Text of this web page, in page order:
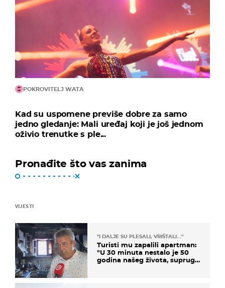
POKROVITELJ WATA
Kad su uspomene previše dobre za samo
jedno gledanje: Mali uređaj koji je još jednom
oživio trenutke s ple...
Pronađite što vas zanima
VIJESTI
"I DALJE SU PLESALI, VRIŠTALI..."
Turisti mu zapalili apartman:
"U 30 minuta nestalo je 50
godina našeg života, supruga